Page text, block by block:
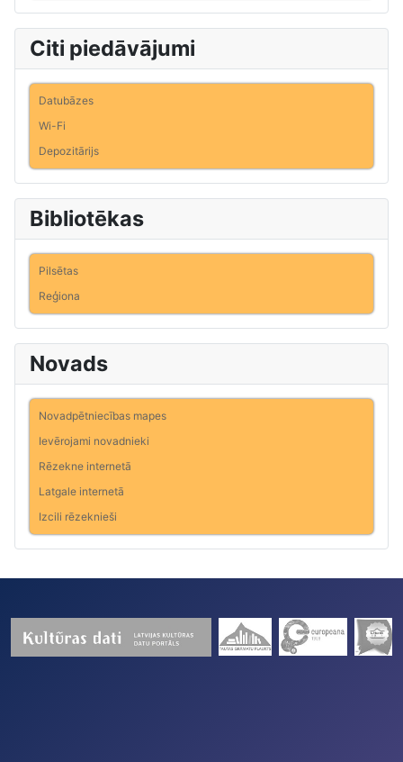
Citi piedāvājumi
Datubāzes
Wi-Fi
Depozitārijs
Bibliotēkas
Pilsētas
Reģiona
Novads
Novadpētniecības mapes
Ievērojami novadnieki
Rēzekne internetā
Latgale internetā
Izcili rēzeknieši